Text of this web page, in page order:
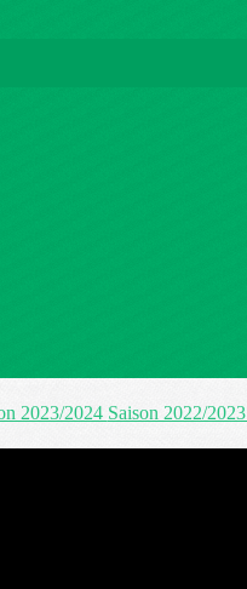
2023/2024 Saison 2022/2023